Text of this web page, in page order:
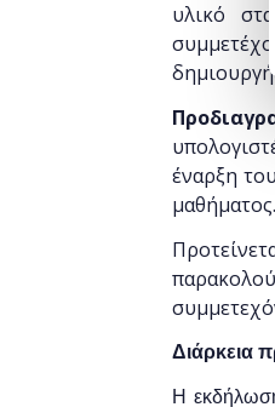
υλικό
έναρξη
μαθήματος.
Διάρκεια
Η εκδήλωση